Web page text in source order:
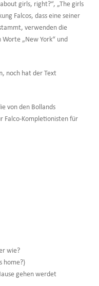
girls, right?“, „The girls
Falcos, dass eine seiner
verwenden die
„New York“ und
noch hat der Text
von den Bollands
Falco-Kompletionisten für
wie?
home?)
gehen werdet